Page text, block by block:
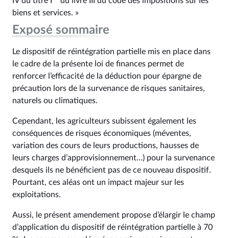
biens et services. »
Exposé sommaire
Le dispositif de réintégration partielle mis en place dans
le cadre de la présente loi de finances permet de
renforcer l’efficacité de la déduction pour épargne de
précaution lors de la survenance de risques sanitaires,
naturels ou climatiques.
Cependant, les agriculteurs subissent également les
conséquences de risques économiques (méventes,
variation des cours de leurs productions, hausses de
leurs charges d’approvisionnement…) pour la survenance
desquels ils ne bénéficient pas de ce nouveau dispositif.
Pourtant, ces aléas ont un impact majeur sur les
exploitations.
Aussi, le présent amendement propose d’élargir le champ
d’application du dispositif de réintégration partielle à 70